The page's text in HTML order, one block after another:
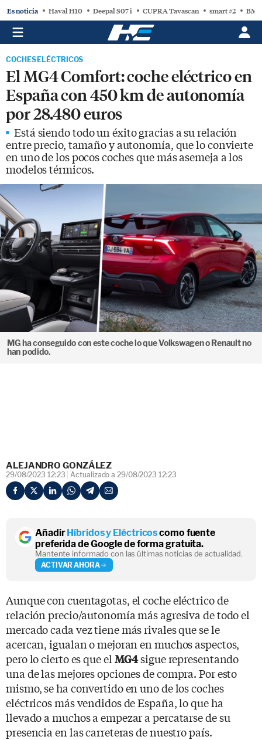
Es noticia Haval H10 Deepal S07 i CUPRA Tavascan smart #2
COCHES ELÉCTRICOS
El MG4 Comfort: coche eléctrico en
España con 450 km de autonomía
por 28.480 euros
Está siendo todo un éxito gracias a su relación
entre precio, tamaño y autonomía, que lo convierte
en uno de los pocos coches que más asemeja a los
modelos térmicos.
MG ha conseguido con este coche lo que Volkswagen o Renault no
han podido.
ALEJANDRO GONZÁLEZ
29/08/2023 12:23 Actualizado a 29/08/2023 12:23
AñadirHíbridos y Eléctricoscomo fuente
preferida de Google de forma gratuita.
Mantente informado con las últimas noticias de actualidad.
ACTIVAR AHORA
Aunque con cuentagotas, el coche eléctrico de
relación precio/autonomía más agresiva de todo el
mercado cada vez tiene más rivales que se le
acercan, igualan o mejoran en muchos aspectos,
pero lo cierto es que el MG4sigue representando
una de las mejores opciones de compra. Por esto
mismo, se ha convertido en uno de los coches
eléctricos más vendidos de España, lo que ha
llevado a muchos a empezar a percatarse de su
presencia en las carreteras de nuestro país.